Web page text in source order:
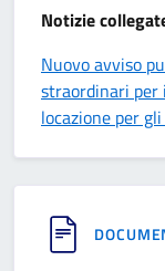
Notizie
Nuovo avviso
straordinari per
locazione per